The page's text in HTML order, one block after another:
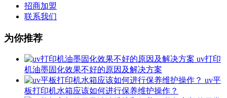
招商加盟
联系我们
为你推荐
uv打印
机油墨固化效果不好的原因及解决方案
uv平
板打印机水箱应该如何进行保养维护操作？